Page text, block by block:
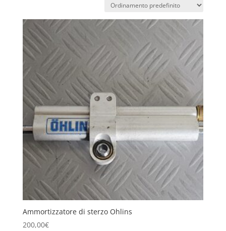
Ammortizzatore di sterzo Ohlins
200,00€